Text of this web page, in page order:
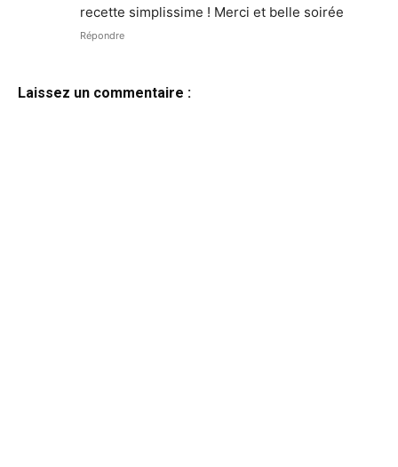
recette simplissime ! Merci et belle soirée
Répondre
Laissez un commentaire :